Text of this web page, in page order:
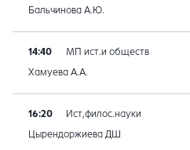
Бальчинова А.Ю.
14:40 МП ист.и обществ
Хамуева А.А.
16:20 Ист,филос.науки
Цырендоржиева ДШ